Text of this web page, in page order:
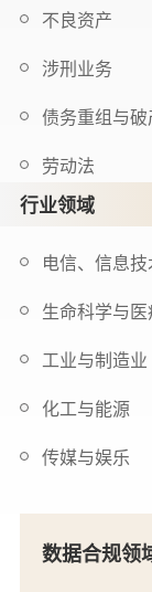
不良资产
涉刑业务
债务重组与
劳动法
行业领域
电信、信息
生命科学与
工业与制造业
化工与能源
传媒与娱乐
数据合规领